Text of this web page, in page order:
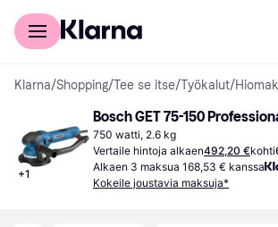
Kuluttajille
Klarna/Shopping/Tee se itse/Työkalut/
+1
Bosch GET 75-150
750 watti, 2.6 kg
Vertaile hintoja alkaen492,20 €kohti
Alkaen 3 maksua 168,53 € kanssa
Kokeile joustavia maksuja*